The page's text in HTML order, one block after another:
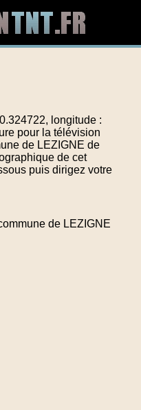
longitude :
pour la télévision
de LEZIGNE de
de cet
puis dirigez votre
de LEZIGNE